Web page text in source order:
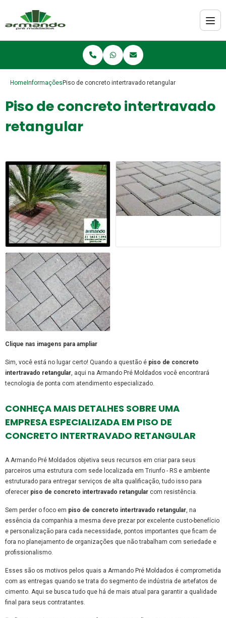
Home Informações Piso de concreto intertravado retangular
Piso de concreto intertravado
retangular
Clique nas imagens para ampliar
Sim, você está no lugar certo! Quando a questão é piso de concreto
intertravado retangular , aqui na Armando Pré Moldados você encontrará
tecnologia de ponta com atendimento especializado.
CONHEÇA MAIS DETALHES SOBRE UMA
EMPRESA ESPECIALIZADA EM PISO DE
CONCRETO INTERTRAVADO RETANGULAR
A Armando Pré Moldados objetiva seus recursos em criar para seus
parceiros uma estrutura com sede localizada em Triunfo - RS e ambiente
estruturado para entregar serviços de alta qualificação, tudo isso para
oferecer piso de concreto intertravado retangular com resistência.
Sem perder o foco em piso de concreto intertravado retangular , na
essência da companhia a mesma deve prezar por excelente custo-benefício
e personalização para cada necessidade, pontos importantes que ficam de
fora no planejamento de organizações que não trabalham com seriedade e
profissionalismo.
Esses são os motivos pelos quais a Armando Pré Moldados é comprometida
com as entregas quando se trata do segmento de indústria de artefatos de
cimento. Aqui se busca tudo que há de mais atual para garantir a qualidade
final para seus contratantes.